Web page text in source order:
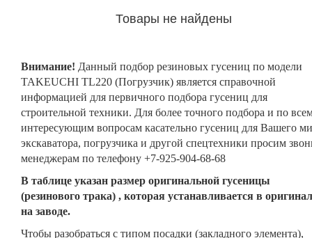
Товары не найдены
Внимание! Данный подбор резиновых гусениц по модели
TAKEUCHI TL220 (Погрузчик) является справочной
информацией для первичного подбора гусениц для
строительной техники. Для более точного подбора и по
интересующим вопросам касательно гусениц для Вашего
экскаватора, погрузчика и другой спецтехники просим
менеджерам по телефону +7-925-904-68-68
В таблице указан размер оригинальной гусеницы
(резинового трака) , которая устанавливается в
на заводе.
Чтобы разобраться с типом посадки (закладного элемента),